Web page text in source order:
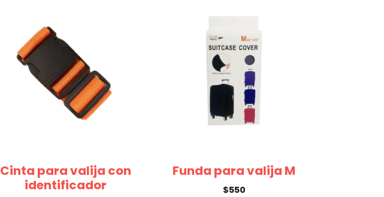
Cinta para valija con
identificador
Funda para valija M
$550